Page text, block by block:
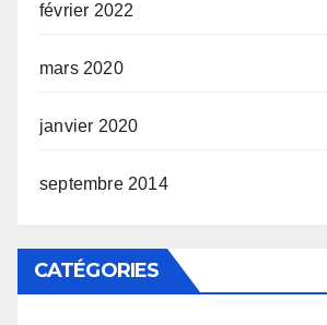
février 2022
mars 2020
janvier 2020
septembre 2014
CATÉGORIES